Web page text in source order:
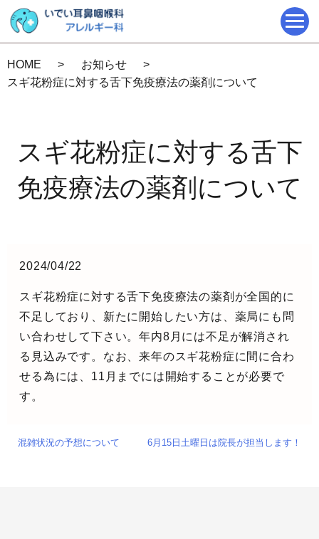
HOME
お知らせ
スギ花粉症に対する舌下免疫療法の薬剤について
スギ花粉症に対する舌下
免疫療法の薬剤について
2024/04/22
スギ花粉症に対する舌下免疫療法の薬剤が全国的に
不足しており、新たに開始したい方は、薬局にも問
い合わせして下さい。年内8月には不足が解消され
る見込みです。なお、来年のスギ花粉症に間に合わ
せる為には、11月までには開始することが必要で
す。
混雑状況の予想について 6月15日土曜日は院長が担当します！